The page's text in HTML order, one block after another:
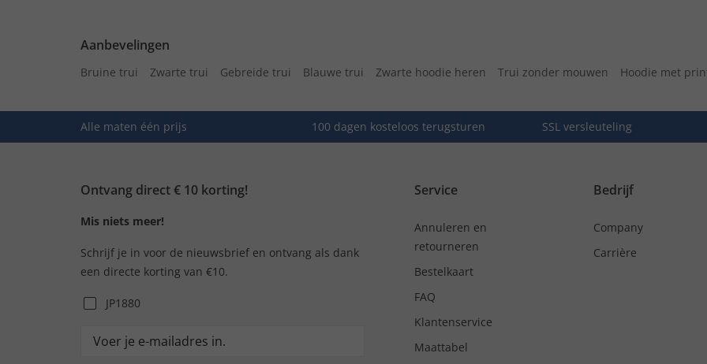
Aanbevelingen
Bruine trui Zwarte trui Gebreide trui Blauwe trui Zwarte hoodie heren Trui zonder mouwen Hoodie met
Alle maten één prijs 100 dagen kosteloos terugsturen SSL versleuteling
Ontvang direct € 10 korting!
Mis niets meer!
Schrijf je in voor de nieuwsbrief en ontvang als dank
een directe korting van €10.
JP1880
Service
Annuleren en
retourneren
Bestelkaart
FAQ
Klantenservice
Maattabel
Bedrijf
Company
Carrière